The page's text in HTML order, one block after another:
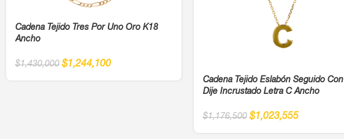
Cadena Tejido Tres Por Uno Oro K18
Ancho
$1,430,000 $1,244,100
Cadena Tejido Eslabón Seguido Con
Dije Incrustado Letra C Ancho
$1,176,500 $1,023,555